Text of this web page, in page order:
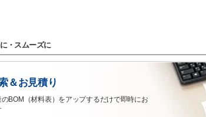
・スムーズに
＆お見積り
BOM（材料表）をアップするだけで即時にお